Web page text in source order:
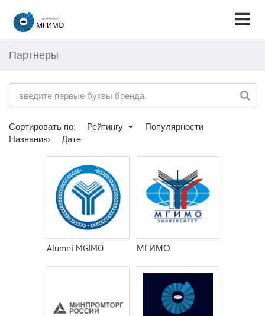
Партнеры
Сортировать по: Рейтингу
Популярности
Названию
Дате
Alumni MGIMO МГИМО